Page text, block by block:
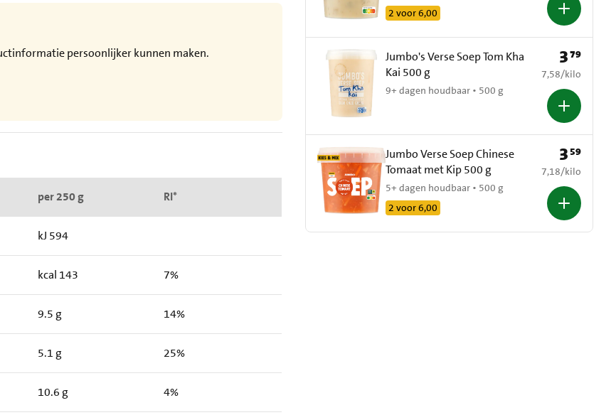
persoonlijker kunnen maken.
per 250 g RI*
kJ 594
kcal 143 7%
9.5 g 14%
5.1 g 25%
10.6 g 4%
2 voor 6,00
Jumbo's Verse Soep Tom Kha
Kai 500 g
9+ dagen houdbaar • 500 g
Prijs: € 3,79
379
€ 7,58 per kilo
7,58/kilo
Jumbo Verse Soep Chinese
Tomaat met Kip 500 g
5+ dagen houdbaar • 500 g
2 voor 6,00
Prijs: € 3,59
3 59
€ 7,18 per kilo
7,18/kilo